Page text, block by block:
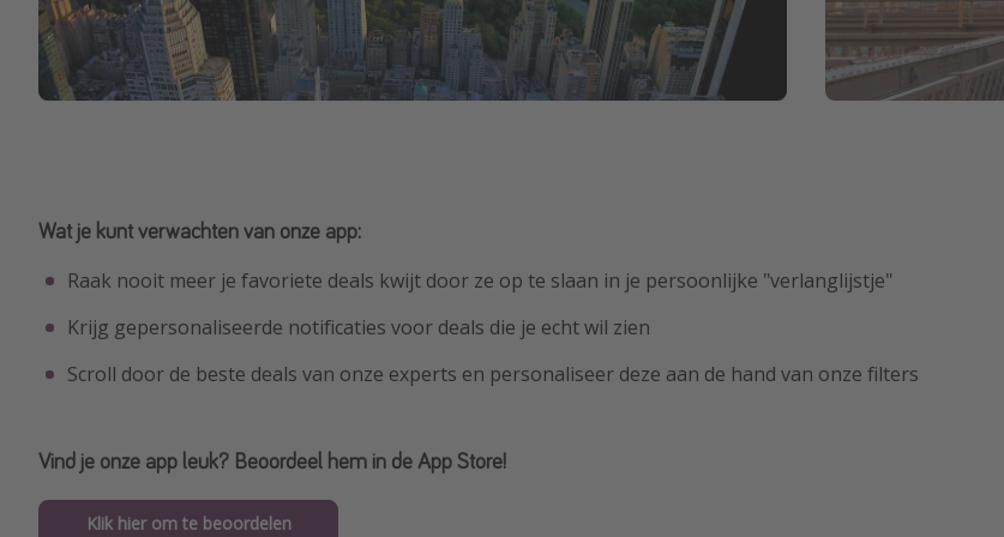
Wat je kunt verwachten van onze app:
Raak nooit meer je favoriete deals kwijt door ze op te slaan in je persoonlijke "verlanglijstje"
Krijg gepersonaliseerde notificaties voor deals die je echt wil zien
Scroll door de beste deals van onze experts en personaliseer deze aan de hand van onze filters
Vind je onze app leuk? Beoordeel hem in de App Store!
Klik hier om te beoordelen